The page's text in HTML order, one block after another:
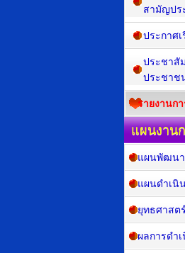
สามัญปร
ประกาศ
ประชาสั
ประชาช
รายงานก
แผนงาน
แผนพัฒน
แผนดำเนิ
ยุทธศาสต
ผลการดำ